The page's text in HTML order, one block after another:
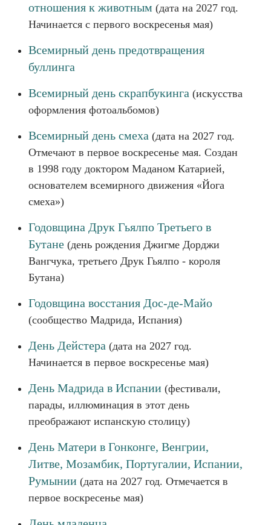
отношения к животным (дата на 2027 год.
Начинается с первого воскресенья мая)
Всемирный день предотвращения
буллинга
Всемирный день скрапбукинга (искусства
оформления фотоальбомов)
Всемирный день смеха (дата на 2027 год.
Отмечают в первое воскресенье мая. Создан
в 1998 году доктором Маданом Катарией,
основателем всемирного движения «Йога
смеха»)
Годовщина Друк Гьялпо Третьего в
Бутане (день рождения Джигме Дорджи
Вангчука, третьего Друк Гьялпо - короля
Бутана)
Годовщина восстания Дос-де-Майо
(сообщество Мадрида, Испания)
День Дейстера (дата на 2027 год.
Начинается в первое воскресенье мая)
День Мадрида в Испании (фестивали,
парады, иллюминация в этот день
преображают испанскую столицу)
День Матери в Гонконге, Венгрии,
Литве, Мозамбик, Португалии, Испании,
Румынии (дата на 2027 год. Отмечается в
первое воскресенье мая)